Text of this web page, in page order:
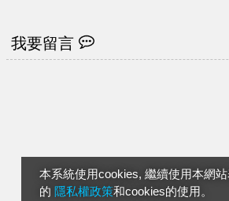
本系統使用cookies, 繼續使用本網
的 隱私權政策和cookies的使用。
我要留言